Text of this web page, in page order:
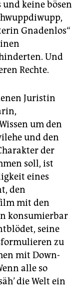
und keine bösen
Gnadenlos“
Und
Rechte.
Juristin
um den
und den
der
soll, ist
eines
den
mit den
konsumierbar
seine
zu
mit Down-
alle so
die Welt ein